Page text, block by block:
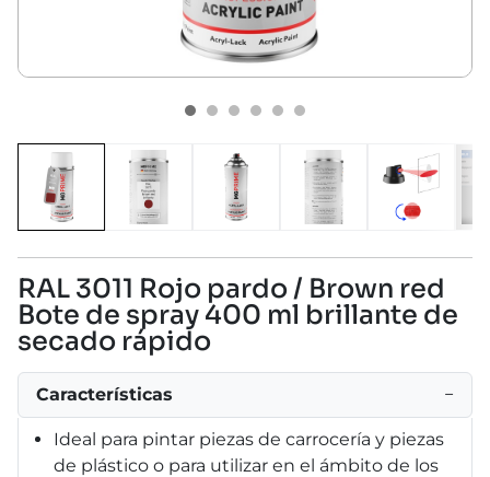
RAL 3011 Rojo pardo / Brown red
Bote de spray 400 ml brillante de
secado rápido
Características −
Ideal para pintar piezas de carrocería y piezas
de plástico o para utilizar en el ámbito de los